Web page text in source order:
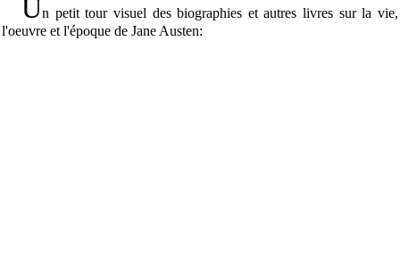
Un petit tour visuel des biographies et autres livres sur la vie,
l'oeuvre et l'époque de Jane Austen: